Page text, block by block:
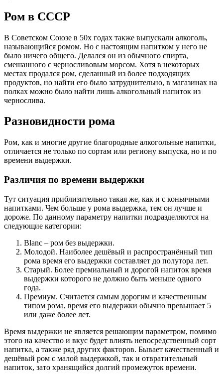
Ром в СССР
В Советском Союзе в 50х годах также выпускали алкоголь,
называющийся ромом. Но с настоящим напитком у него не
было ничего общего. Делался он из обычного спирта,
смешанного с черносливовым морсом. Хотя в некоторых
местах продался ром, сделанный из более подходящих
продуктов, но найти его было затруднительно, в магазинах на
полках можно было найти лишь алкогольный напиток из
чернослива.
Разновидности рома
Ром, как и многие другие благородные алкогольные напитки,
отличается не только по сортам или региону выпуска, но и по
времени выдержки.
Различия по времени выдержки
Тут ситуация приблизительно такая же, как и с коньячными
напитками. Чем больше у рома выдержка, тем он лучше и
дороже. По данному параметру напитки подразделяются на
следующие категории:
Blanc – ром без выдержки.
Молодой. Наиболее дешёвый и распространённый тип
рома время его выдержки составляет до полутора лет.
Старый. Более премиальный и дорогой напиток время
выдержки которого не должно быть меньше одного
года.
Премиум. Считается самым дорогим и качественным
типом рома, время его выдержки обычно превышает 5
или даже более лет.
Время выдержки не является решающим параметром, помимо
этого на качество и вкус будет влиять непосредственный сорт
напитка, а также ряд других факторов. Бывает качественный и
дешёвый ром с малой выдержкой, так и отвратительный
напиток, зато хранящийся долгий промежуток времени.